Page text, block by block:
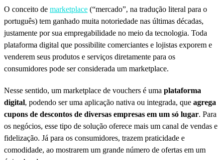
O conceito de marketplace (“mercado”, na tradução literal para o
português) tem ganhado muita notoriedade nas últimas décadas,
justamente por sua empregabilidade no meio da tecnologia. Toda
plataforma digital que possibilite comerciantes e lojistas exporem e
venderem seus produtos e serviços diretamente para os
consumidores pode ser considerada um marketplace.
Nesse sentido, um marketplace de vouchers é uma plataforma
digital, podendo ser uma aplicação nativa ou integrada, que agrega
cupons de descontos de diversas empresas em um só lugar. Para
os negócios, esse tipo de solução oferece mais um canal de vendas e
fidelização. Já para os consumidores, trazem praticidade e
comodidade, ao mostrarem um grande número de ofertas em um